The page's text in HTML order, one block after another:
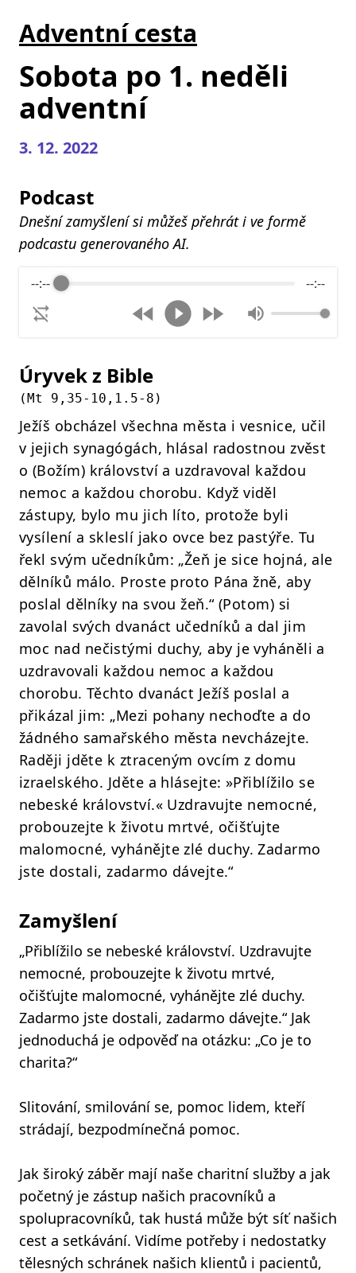
Adventní cesta
Sobota po 1. neděli
adventní
3. 12. 2022
Podcast
Dnešní zamyšlení si můžeš přehrát i ve formě
podcastu generovaného AI.
--:-- --:--
Úryvek z Bible
(Mt 9,35-10,1.5-8 )
Ježíš obcházel všechna města i vesnice, učil
v jejich synagógách, hlásal radostnou zvěst
o (Božím) království a uzdravoval každou
nemoc a každou chorobu. Když viděl
zástupy, bylo mu jich líto, protože byli
vysílení a skleslí jako ovce bez pastýře. Tu
řekl svým učedníkům: „Žeň je sice hojná, ale
dělníků málo. Proste proto Pána žně, aby
poslal dělníky na svou žeň.“ (Potom) si
zavolal svých dvanáct učedníků a dal jim
moc nad nečistými duchy, aby je vyháněli a
uzdravovali každou nemoc a každou
chorobu. Těchto dvanáct Ježíš poslal a
přikázal jim: „Mezi pohany nechoďte a do
žádného samařského města nevcházejte.
Raději jděte k ztraceným ovcím z domu
izraelského. Jděte a hlásejte: »Přiblížilo se
nebeské království.« Uzdravujte nemocné,
probouzejte k životu mrtvé, očišťujte
malomocné, vyhánějte zlé duchy. Zadarmo
jste dostali, zadarmo dávejte.“
Zamyšlení
„Přiblížilo se nebeské království. Uzdravujte
nemocné, probouzejte k životu mrtvé,
očišťujte malomocné, vyhánějte zlé duchy.
Zadarmo jste dostali, zadarmo dávejte.“ Jak
jednoduchá je odpověď na otázku: „Co je to
charita?“
Slitování, smilování se, pomoc lidem, kteří
strádají, bezpodmínečná pomoc.
Jak široký záběr mají naše charitní služby a jak
početný je zástup našich pracovníků a
spolupracovníků, tak hustá může být síť našich
cest a setkávání. Vidíme potřeby i nedostatky
tělesných schránek našich klientů i pacientů,